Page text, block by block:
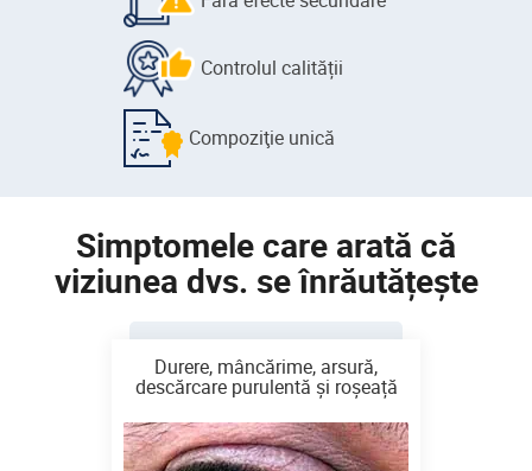
Controlul calității
Compoziţie unică
Simptomele care arată că
viziunea dvs. se înrăutățește
Durere, mâncărime, arsură,
descărcare purulentă și roșeață